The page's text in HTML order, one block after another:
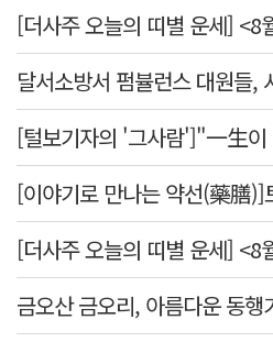
금오산 금오리, 아름다운 동행